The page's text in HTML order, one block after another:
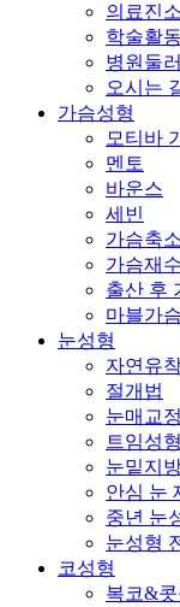
의료진
학술활동
병원둘
오시는
가슴성형
모티바
멘토
바운스
세빈
가슴축
가슴재
출산 후
마블가
눈성형
자연유
절개법
눈매교정
트임성형
눈밑지
안심 눈
중년 눈
눈성형
코성형
복코&